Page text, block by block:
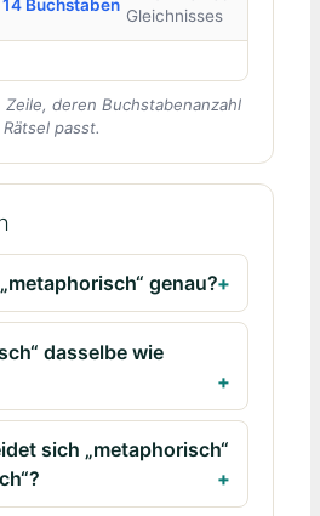
14 Buchstaben
Gleichnisses
Zeile, deren Buchstabenanzahl
passt.
genau?
dasselbe wie
sich „metaphorisch“